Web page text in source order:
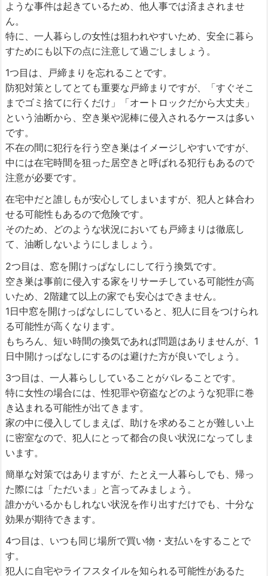
ような事件は起きているため、他人事では済まされませ
ん。
特に、一人暮らしの女性は狙われやすいため、安全に暮ら
すためにも以下の点に注意して過ごしましょう。
1つ目は、戸締まりを忘れることです。
防犯対策としてとても重要な戸締まりですが、「すぐそこ
までゴミ捨てに行くだけ」「オートロックだから大丈夫」
という油断から、空き巣や泥棒に侵入されるケースは多い
です。
不在の間に犯行を行う空き巣はイメージしやすいですが、
中には在宅時間を狙った居空きと呼ばれる犯行もあるので
注意が必要です。
在宅中だと誰しもが安心してしまいますが、犯人と鉢合わ
せる可能性もあるので危険です。
そのため、どのような状況においても戸締まりは徹底し
て、油断しないようにしましょう。
2つ目は、窓を開けっぱなしにして行う換気です。
空き巣は事前に侵入する家をリサーチしている可能性が高
いため、2階建て以上の家でも安心はできません。
1日中窓を開けっぱなしにしていると、犯人に目をつけられ
る可能性が高くなります。
もちろん、短い時間の換気であれば問題はありませんが、1
日中開けっぱなしにするのは避けた方が良いでしょう。
3つ目は、一人暮らししていることがバレることです。
特に女性の場合には、性犯罪や窃盗などのような犯罪に巻
き込まれる可能性が出てきます。
家の中に侵入してしまえば、助けを求めることが難しい上
に密室なので、犯人にとって都合の良い状況になってしま
います。
簡単な対策ではありますが、たとえ一人暮らしでも、帰っ
た際には「ただいま」と言ってみましょう。
誰かがいるかもしれない状況を作り出すだけでも、十分な
効果が期待できます。
4つ目は、いつも同じ場所で買い物・支払いをすることで
す。
犯人に自宅やライフスタイルを知られる可能性があるた